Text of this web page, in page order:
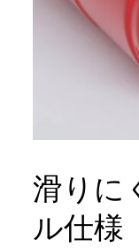
滑りに
ル仕様